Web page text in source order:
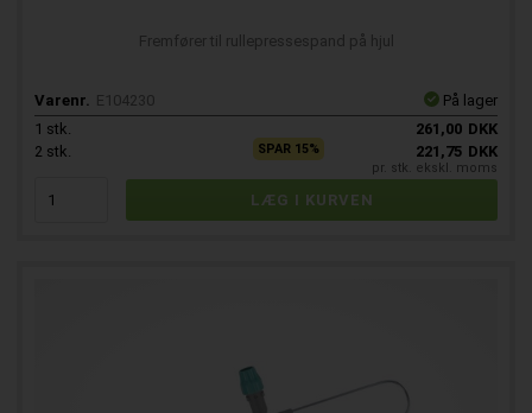
Fremfører til rullepressespand på hjul
Varenr. E104230
På lager
1 stk. 261,00 DKK
2 stk. SPAR 15% 221,75 DKK
pr. stk. ekskl. moms